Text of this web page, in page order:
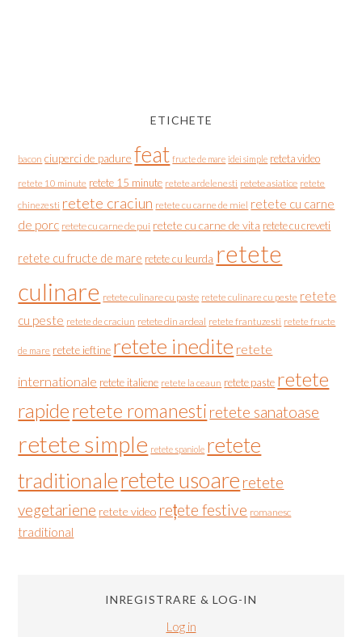
ETICHETE
bacon ciuperci de padure feat fructe de mare idei simple reteta video
retete 10 minute retete 15 minute retete ardelenesti retete asiatice retete
chinezesti retete craciun retete cu carne de miel retete cu carne
de porc retete cu carne de pui retete cu carne de vita retete cu creveti
retete cu fructe de mare retete cu leurda retete
culinare retete culinare cu paste retete culinare cu peste retete
cu peste retete de craciun retete din ardeal retete frantuzesti retete fructe
de mare retete ieftine retete inedite retete
internationale retete italiene retete la ceaun retete paste retete
rapideretete romanesti retete sanatoase
retete simple retete spaniole retete
traditionaleretete usoare retete
vegetariene retete video rețete festive romanesc
traditional
INREGISTRARE & LOG-IN
Log in